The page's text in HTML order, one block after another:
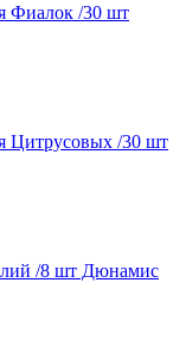
/30 шт
/30 шт
/8 шт Дюнамис